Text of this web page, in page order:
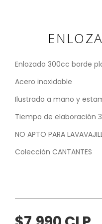
Enlozado 300cc borde
Acero inoxidable
Ilustrado a mano y
Tiempo de elaboración
NO APTO PARA
Colección CANTANTES